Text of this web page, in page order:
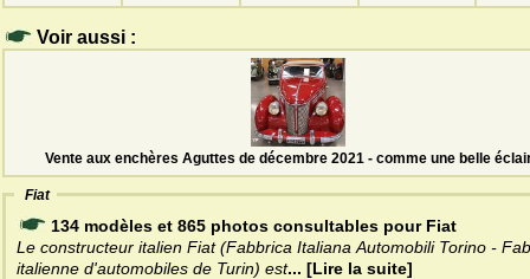
Voir aussi :
Vente aux enchères Aguttes de décembre 2021 - comme une belle
Fiat
134 modèles et 865 photos consultables pour Fiat
Le constructeur italien Fiat (Fabbrica Italiana Automobili Torino -
italienne d'automobiles de Turin) est... [Lire la suite]